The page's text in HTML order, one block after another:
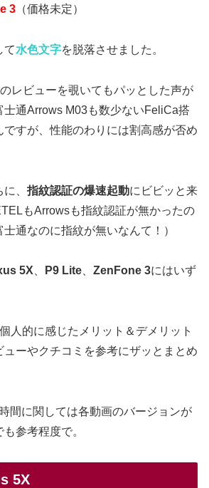
3 （価格未定）
て水色文字を脱落させました。
レビューを覗いてもパッとした声が
士通Arrows M03も数少ないFeliCa搭
すが、性能のわりには割高感が否め
、 指紋認証の爆速起動にビビッと来
もArrowsも指紋認証が無かったの
通なのに指紋が無いなんて！）
5X P9 Lite ZenFone 3にはいず
人的に感じたメリット＆デメリット
ューやクチコミを参考にザッとまとめ
間に関しては各動画のバージョンが
参考程度で。
5X